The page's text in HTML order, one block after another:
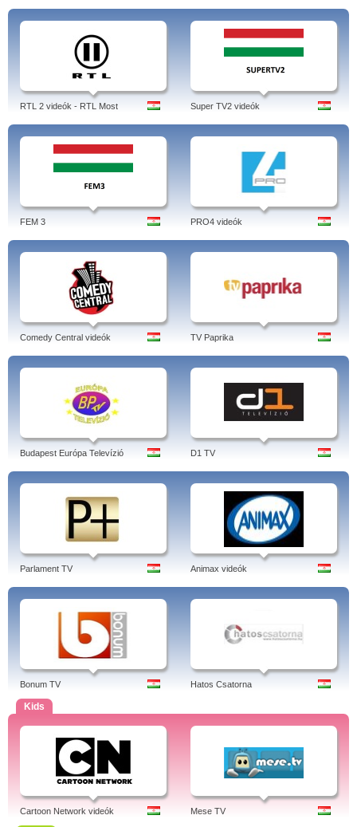
RTL 2 videók - RTL Most Super TV2 videók
FEM 3 PRO4 videók
Comedy Central videók TV Paprika
Budapest Európa Televízió D1 TV
Parlament TV Animax videók
Bonum TV Hatos Csatorna
Kids
Cartoon Network videók Mese TV